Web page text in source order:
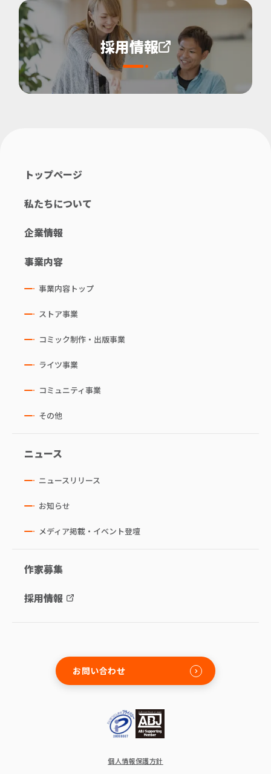
採用情報
トップページ
私たちについて
企業情報
事業内容
事業内容トップ
ストア事業
コミック制作・出版事業
ライツ事業
コミュニティ事業
その他
ニュース
ニュースリリース
お知らせ
メディア掲載・イベント登壇
作家募集
採用情報
お問い合わせ
個人情報保護方針